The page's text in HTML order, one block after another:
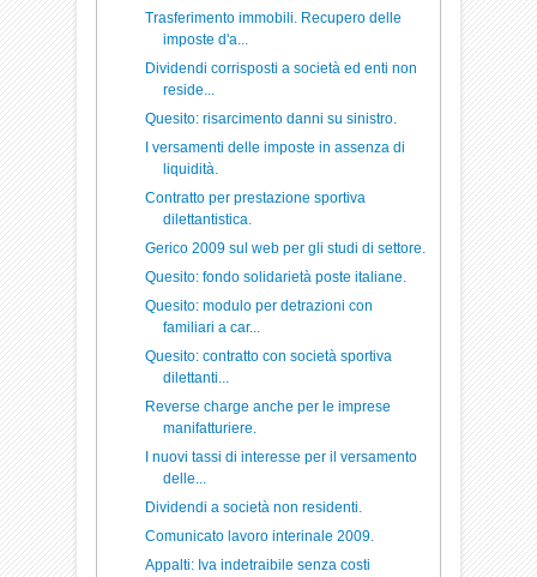
Trasferimento immobili. Recupero delle
imposte d'a...
Dividendi corrisposti a società ed enti non
reside...
Quesito: risarcimento danni su sinistro.
I versamenti delle imposte in assenza di
liquidità.
Contratto per prestazione sportiva
dilettantistica.
Gerico 2009 sul web per gli studi di settore.
Quesito: fondo solidarietà poste italiane.
Quesito: modulo per detrazioni con
familiari a car...
Quesito: contratto con società sportiva
dilettanti...
Reverse charge anche per le imprese
manifatturiere.
I nuovi tassi di interesse per il versamento
delle...
Dividendi a società non residenti.
Comunicato lavoro interinale 2009.
Appalti: Iva indetraibile senza costi